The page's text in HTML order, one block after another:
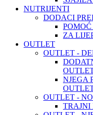
NUTRIJENTI
DODACI
ZA
OUTLET
OUTLET -
NJEGA
OUTLET -
TRAJNI